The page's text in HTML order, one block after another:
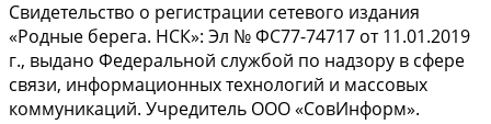
Свидетельство о регистрации сетевого издания
«Родные берега. НСК»: Эл № ФС77-74717 от 11.01.2019
г., выдано Федеральной службой по надзору в сфере
связи, информационных технологий и массовых
коммуникаций. Учредитель ООО «СовИнформ».